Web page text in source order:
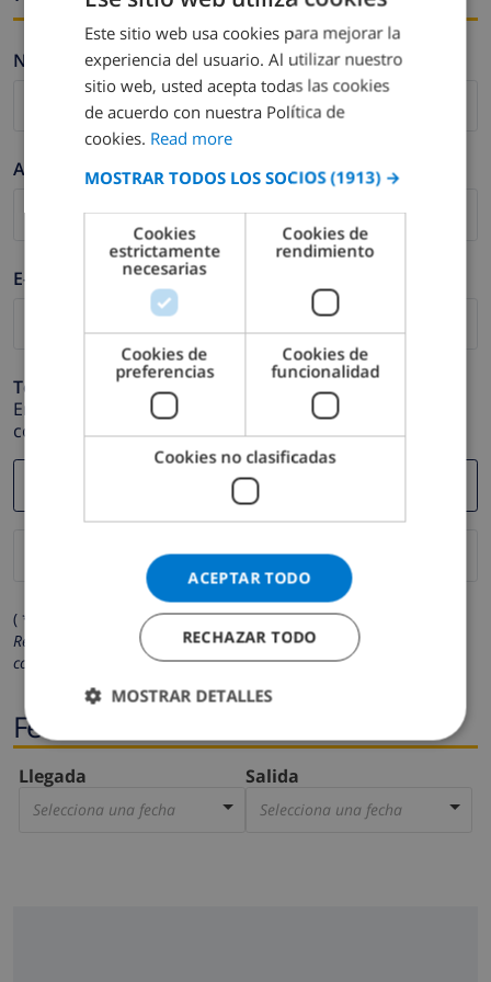
Nombre *
Apellidos *
E-mail *
Teléfono *
En caso de que su dirección de e-mail no funcione
correctamente.
( * Los campos marcados con un asterisco son obligatorios )
Respetamos su privacidad. Sus datos personales no serán
compartidos con ninguna otra persona o empresa.
Fechas
Llegada
Selecciona una fecha
Salida
Selecciona una fecha
ENGLISH
DUTCH
FRENCH
GERMAN
CATALAN
ITALIAN
DANISH
Este sitio web usa cookies para mejorar la
experiencia del usuario. Al utilizar nuestro
sitio web, usted acepta todas las cookies
de acuerdo con nuestra Política de
cookies. Read more
MOSTRAR TODOS LOS SOCIOS (1913) →
Cookies
estrictamente
necesarias
Cookies de
rendimiento
Cookies de
preferencias
Cookies de
funcionalidad
Cookies no clasificadas
ACEPTAR TODO
RECHAZAR TODO
MOSTRAR DETALLES